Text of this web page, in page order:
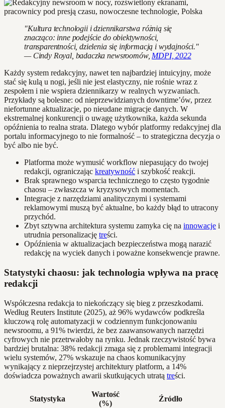
"Kultura technologii i dziennikarstwa różnią się
znacząco: inne podejście do obiektywności,
transparentności, dzielenia się informacją i wydajności."
— Cindy Royal, badaczka newsroomów, MDPI, 2022
Każdy system redakcyjny, nawet ten najbardziej intuicyjny, może
stać się kulą u nogi, jeśli nie jest elastyczny, nie rośnie wraz z
zespołem i nie wspiera dziennikarzy w realnych wyzwaniach.
Przykłady są bolesne: od nieprzewidzianych downtime’ów, przez
niefortunne aktualizacje, po nieudane migracje danych. W
ekstremalnej konkurencji o uwagę użytkownika, każda sekunda
opóźnienia to realna strata. Dlatego wybór platformy redakcyjnej dla
portalu informacyjnego to nie formalność – to strategiczna decyzja o
być albo nie być.
Platforma może wymusić workflow niepasujący do twojej
redakcji, ograniczając kreatywność i szybkość reakcji.
Brak sprawnego wsparcia technicznego to często tygodnie
chaosu – zwłaszcza w kryzysowych momentach.
Integracje z narzędziami analitycznymi i systemami
reklamowymi muszą być aktualne, bo każdy błąd to utracony
przychód.
Zbyt sztywna architektura systemu zamyka cię na innowacje i
utrudnia personalizację treści.
Opóźnienia w aktualizacjach bezpieczeństwa mogą narazić
redakcję na wyciek danych i poważne konsekwencje prawne.
Statystyki chaosu: jak technologia wpływa na pracę
redakcji
Współczesna redakcja to niekończący się bieg z przeszkodami.
Według Reuters Institute (2025), aż 96% wydawców podkreśla
kluczową rolę automatyzacji w codziennym funkcjonowaniu
newsroomu, a 91% twierdzi, że bez zaawansowanych narzędzi
cyfrowych nie przetrwałoby na rynku. Jednak rzeczywistość bywa
bardziej brutalna: 38% redakcji zmaga się z problemami integracji
wielu systemów, 27% wskazuje na chaos komunikacyjny
wynikający z nieprzejrzystej architektury platform, a 14%
doświadcza poważnych awarii skutkujących utratą treści.
Statystyka
Wartość
(%)
Źródło